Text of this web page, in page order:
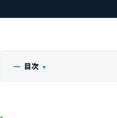
目次